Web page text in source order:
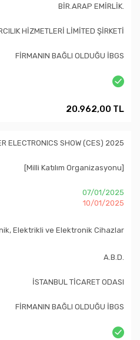
BİR.ARAP EMİRLİK.
HİZMETLERİ LİMİTED ŞİRKETİ
FİRMANIN BAĞLI OLDUĞU İBGS
20.962,00 TL
ELECTRONICS SHOW (CES) 2025
[Milli Katılım Organizasyonu]
07/01/2025
10/01/2025
Elektrikli ve Elektronik Cihazlar
A.B.D.
İSTANBUL TİCARET ODASI
FİRMANIN BAĞLI OLDUĞU İBGS